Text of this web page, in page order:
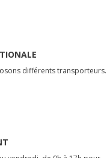
différents transporteurs.